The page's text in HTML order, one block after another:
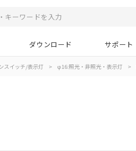
ダウンロード サポート
スイッチ/表示灯 > φ16:照光・非照光・表示灯 >